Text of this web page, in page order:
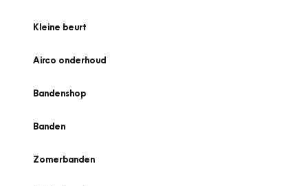
Kleine beurt
Airco onderhoud
Bandenshop
Banden
Zomerbanden